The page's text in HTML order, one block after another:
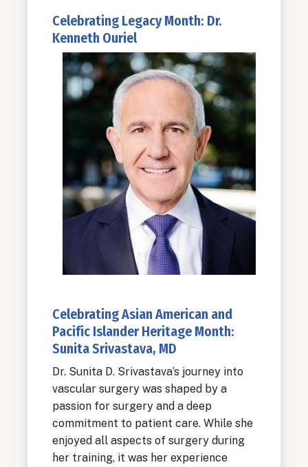
Celebrating Legacy Month: Dr.
Kenneth Ouriel
Celebrating Asian American and
Pacific Islander Heritage Month:
Sunita Srivastava, MD
Dr. Sunita D. Srivastava’s journey into
vascular surgery was shaped by a
passion for surgery and a deep
commitment to patient care. While she
enjoyed all aspects of surgery during
her training, it was her experience